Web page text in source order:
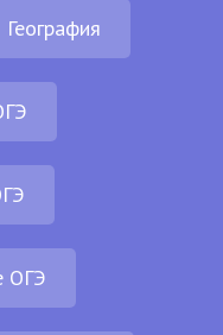
География
ОГЭ